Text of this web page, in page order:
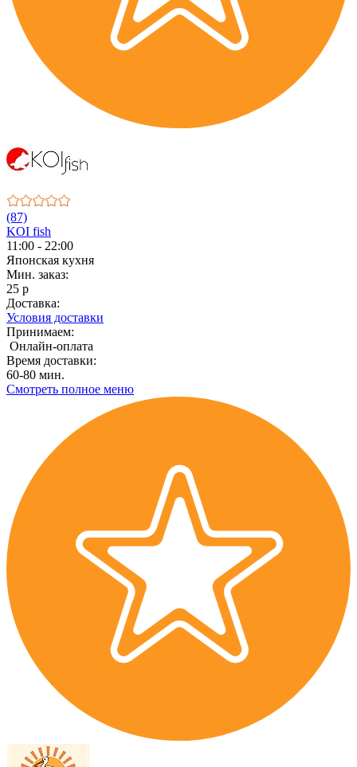
(87)
KOI fish
11:00 - 22:00
Японская кухня
Мин. заказ:
25 р
Доставка:
Условия доставки
Принимаем:
Онлайн-оплата
Время доставки:
60-80 мин.
Смотреть полное меню